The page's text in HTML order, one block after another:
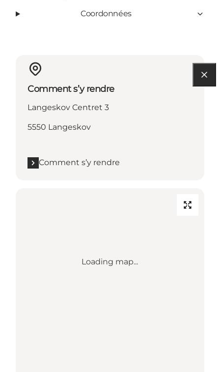
Coordonnées
Comment s’y rendre
Langeskov Centret 3
5550 Langeskov
Comment s’y rendre
Loading map...